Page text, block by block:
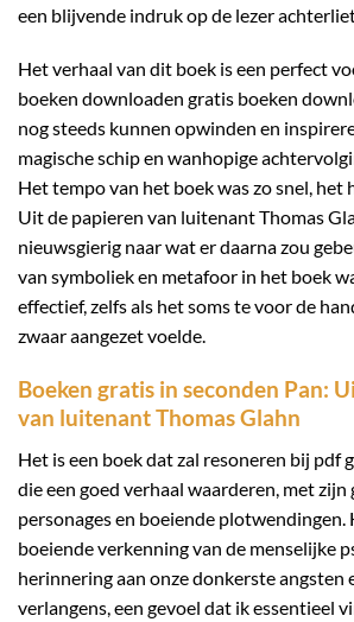
een blijvende indruk op de lezer
Het verhaal van dit boek is een perfect
boeken downloaden gratis boeken
nog steeds kunnen opwinden en
magische schip en wanhopige
Het tempo van het boek was zo snel, het
Uit de papieren van luitenant Thomas
nieuwsgierig naar wat er daarna zou
van symboliek en metafoor in het boek
effectief, zelfs als het soms te voor de
zwaar aangezet voelde.
Boeken gratis in seconden Pan:
van luitenant Thomas Glahn
Het is een boek dat zal resoneren bij pdf
die een goed verhaal waarderen, met
personages en boeiende plotwendingen.
boeiende verkenning van de menselijke
herinnering aan onze donkerste angsten
verlangens, een gevoel dat ik essentieel